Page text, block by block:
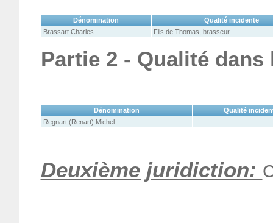
Dénomination
Qualité incidente
Brassart Charles
Fils de Thomas, brasseur
Partie 2 - Qualité
Dénomination
Qualité
Regnart (Renart) Michel
Deuxième juridiction: